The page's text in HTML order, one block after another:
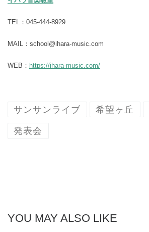
TEL：045-444-8929
MAIL：school@ihara-music.com
WEB： https://ihara-music.com/
サンサンライブ 希望ヶ丘
発表会
YOU MAY ALSO LIKE